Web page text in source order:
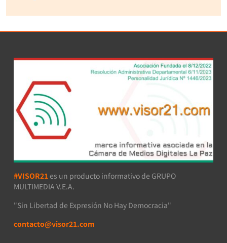
#VISOR21 es un producto informativo de GRUPO
MULTIMEDIA V.E.A.
"Sin Libertad de Expresión No Hay Democracia"
contacto@visor21.com